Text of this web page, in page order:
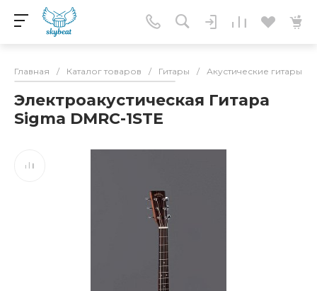
Главная / Каталог товаров / Гитары / Акустические гитары
Электроакустическая Гитара
Sigma DMRC-1STE